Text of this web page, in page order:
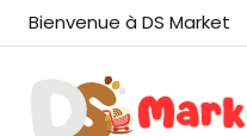
Bienvenue à DS Market